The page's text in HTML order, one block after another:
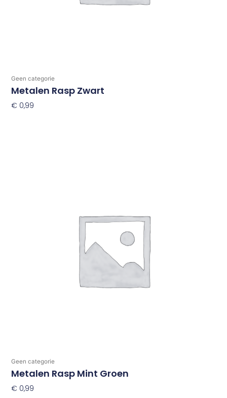
Geen categorie
Metalen Rasp Zwart
€ 0,99
Geen categorie
Metalen Rasp Mint Groen
€ 0,99